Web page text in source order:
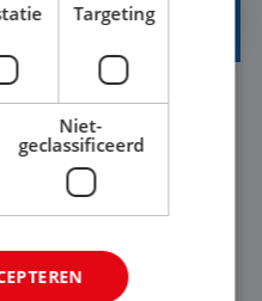
33-36 uur MBO
ter wereld en geeft
de meest
hun leven, hoe gaaf
professional die
Targeting
Niet-
geclassificeerd